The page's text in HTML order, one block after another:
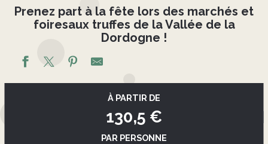
Prenez part à la fête lors des marchés et
foiresaux truffes de la Vallée de la
Dordogne !
À PARTIR DE
130,5 €
PAR PERSONNE